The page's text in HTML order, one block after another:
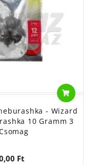
- Wizard
10 Gramm 3
Ft